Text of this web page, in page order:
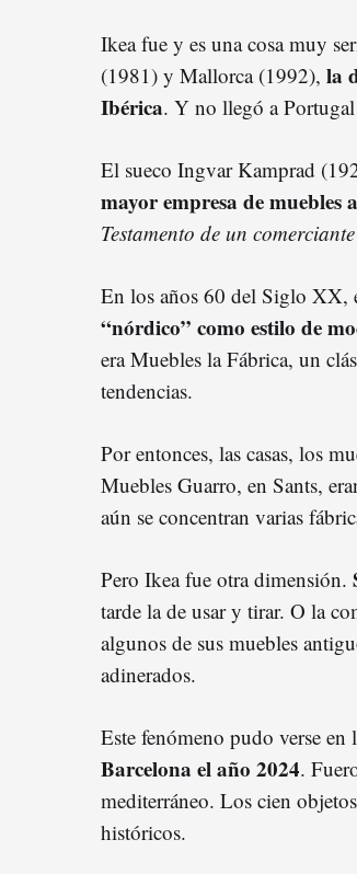
Ikea fue y es una cosa muy
(1981) y Mallorca (1992), la
Ibérica. Y no llegó a
El sueco Ingvar Kamprad
mayor empresa de muebles
Testamento de un
En los años 60 del Siglo XX,
“nórdico” como estilo de
era Muebles la Fábrica, un
tendencias.
Por entonces, las casas, los
Muebles Guarro, en Sants,
aún se concentran varias
Pero Ikea fue otra dimensión.
tarde la de usar y tirar. O la
algunos de sus muebles
adinerados.
Este fenómeno pudo verse en
Barcelona el año 2024.
mediterráneo. Los cien
históricos.